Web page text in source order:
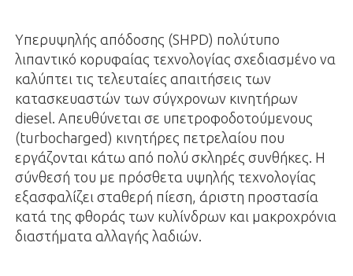
Υπερυψηλής απόδοσης (SHPD) πολύτυπο
λιπαντικό κορυφαίας τεχνολογίας σχεδιασμένο να
καλύπτει τις τελευταίες απαιτήσεις των
κατασκευαστών των σύγχρονων κινητήρων
diesel. Απευθύνεται σε υπετροφοδοτούμενους
(turbocharged) κινητήρες πετρελαίου που
εργάζονται κάτω από πολύ σκληρές συνθήκες. Η
σύνθεσή του με πρόσθετα υψηλής τεχνολογίας
εξασφαλίζει σταθερή πίεση, άριστη προστασία
κατά της φθοράς των κυλίνδρων και μακροχρόνια
διαστήματα αλλαγής λαδιών.